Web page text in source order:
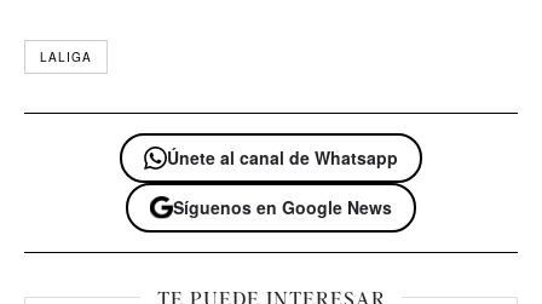
LALIGA
Únete al canal de Whatsapp
Síguenos en Google News